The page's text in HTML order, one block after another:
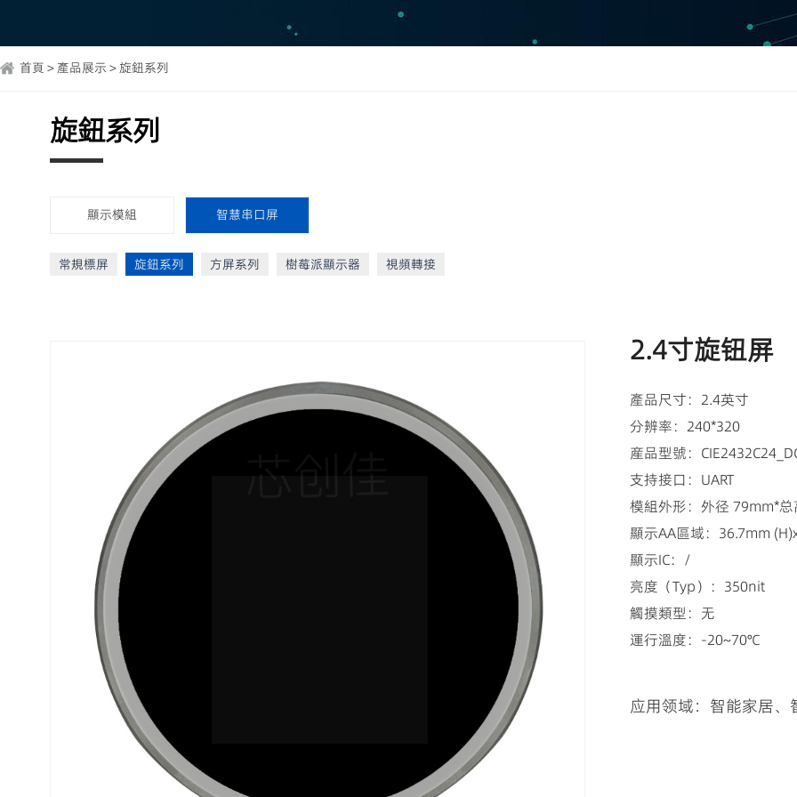
首頁 > 產品展示 > 旋鈕系列
旋鈕系列
顯示模組 智慧串口屏
常規標屏 旋鈕系列 方屏系列 樹莓派顯示器 視頻轉接
2.4寸旋钮屏
產品尺寸：2.4英寸
分辨率：240*320
産品型號：
支持接口：UART
模組外形：外径 79mm*
顯示AA區域：36.7mm
顯示IC：/
亮度（Typ）：350nit
觸摸類型：无
運行溫度：-20~70℃
应用领域：智能家居、